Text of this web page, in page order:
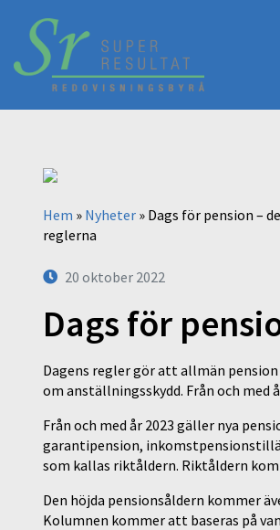
Hem » Nyheter » Dags för pension –
reglerna
20 oktober 2022
Dags för
Dagens regler gör att allmän
om anställningsskydd. Från och med
Från och med år 2023 gäller nya
garantipension,
som kallas riktåldern. Riktåldern
Den höjda pensionsåldern kommer
Kolumnen kommer att baseras på